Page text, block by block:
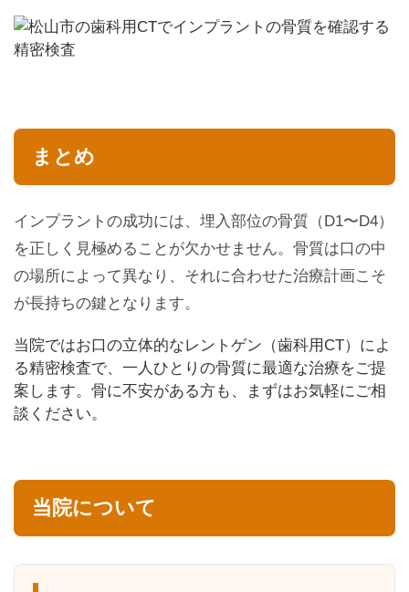
まとめ
インプラントの成功には、埋入部位の骨質（D1〜D4）
を正しく見極めることが欠かせません。骨質は口の中
の場所によって異なり、それに合わせた治療計画こそ
が長持ちの鍵となります。
当院ではお口の立体的なレントゲン（歯科用CT）によ
る精密検査で、一人ひとりの骨質に最適な治療をご提
案します。骨に不安がある方も、まずはお気軽にご相
談ください。
当院について